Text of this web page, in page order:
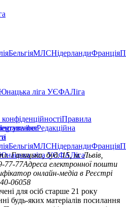
БельгіяМЛСНідерландиФранція
ліга УЄФАЛіга
Правила
Редакційна
viber
БельгіяМЛСНідерландиФранція
ліга УЄФАЛіга
пл. Галицька, буд. 15, м. Львів,
77-77Адреса електронної пошти
онлайн-медіа в Реєстрі
06058
для осіб старше 21 року
будь-яких матеріалів посилання